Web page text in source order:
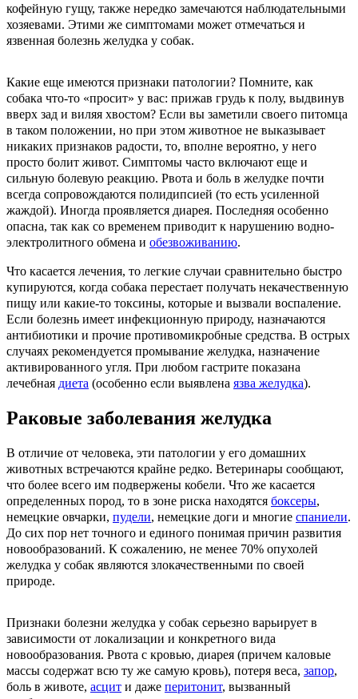
кофейную гущу, также нередко замечаются наблюдательными
хозяевами. Этими же симптомами может отмечаться и
язвенная болезнь желудка у собак.
Какие еще имеются признаки патологии? Помните, как
собака что-то «просит» у вас: прижав грудь к полу, выдвинув
вверх зад и виляя хвостом? Если вы заметили своего питомца
в таком положении, но при этом животное не выказывает
никаких признаков радости, то, вполне вероятно, у него
просто болит живот. Симптомы часто включают еще и
сильную болевую реакцию. Рвота и боль в желудке почти
всегда сопровождаются полидипсией (то есть усиленной
жаждой). Иногда проявляется диарея. Последняя особенно
опасна, так как со временем приводит к нарушению водно-
электролитного обмена и обезвоживанию.
Что касается лечения, то легкие случаи сравнительно быстро
купируются, когда собака перестает получать некачественную
пищу или какие-то токсины, которые и вызвали воспаление.
Если болезнь имеет инфекционную природу, назначаются
антибиотики и прочие противомикробные средства. В острых
случаях рекомендуется промывание желудка, назначение
активированного угля. При любом гастрите показана
лечебная диета (особенно если выявлена язва желудка).
Раковые заболевания желудка
В отличие от человека, эти патологии у его домашних
животных встречаются крайне редко. Ветеринары сообщают,
что более всего им подвержены кобели. Что же касается
определенных пород, то в зоне риска находятся боксеры,
немецкие овчарки, пудели, немецкие доги и многие спаниели.
До сих пор нет точного и единого понимая причин развития
новообразований. К сожалению, не менее 70% опухолей
желудка у собак являются злокачественными по своей
природе.
Признаки болезни желудка у собак серьезно варьирует в
зависимости от локализации и конкретного вида
новообразования. Рвота с кровью, диарея (причем каловые
массы содержат всю ту же самую кровь), потеря веса, запор,
боль в животе, асцит и даже перитонит, вызванный